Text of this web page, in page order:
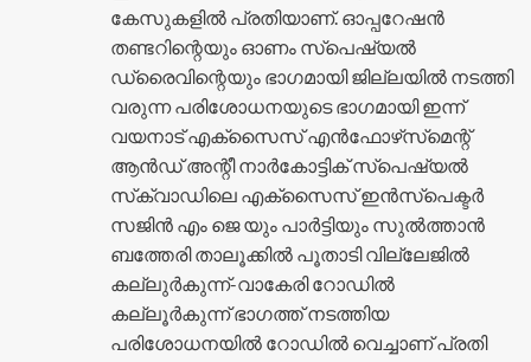
കേസുകളിൽ പ്രതിയാണ്. ഓപ്പറേഷൻ
തണ്ടറിന്റെയും ഓണം സ്പെഷ്യൽ
ഡ്രൈവിന്റെയും ഭാഗമായി ജില്ലയിൽ നടത്തി
വരുന്ന പരിശോധനയുടെ ഭാ​ഗമായി ഇന്ന്
വയനാട് എക്‌സൈസ് എൻഫോഴ്‌സ്‌മെന്റ്
ആൻഡ് അന്റീ നാർകോട്ടിക് സ്പെഷ്യൽ
സ്‌ക്വാഡിലെ എക്സൈസ് ഇൻസ്പെക്ടർ
സജിൻ എം ജെ യും പാർട്ടിയും സുൽത്താൻ
ബത്തേരി താലൂക്കിൽ പൂതാടി വില്ലേജിൽ
കല്ലുർകുന്ന്-വാകേരി റോഡിൽ
കല്ലൂർകുന്ന് ഭാഗത്ത്‌ നടത്തിയ
പരിശോധനയിൽ റോഡിൽ വെച്ചാണ് പ്രതി